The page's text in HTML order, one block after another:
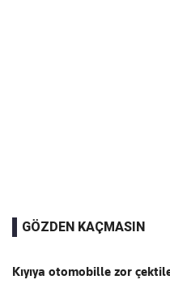
GÖZDEN KAÇMASIN
Kıyıya otomobille zor